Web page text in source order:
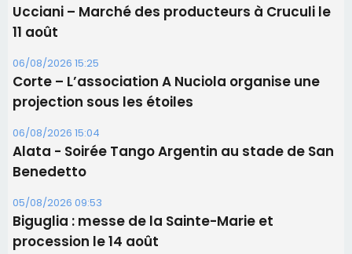
05/08/2026 09:53
Biguglia : messe de la Sainte-Marie et
procession le 14 août
31/07/2026 08:24
Tennis - Début ce week-end du tournoi du
RCPV
31/07/2026 08:22
82ème anniversaire de la disparition du
Commandant Antoine de Saint Exupery